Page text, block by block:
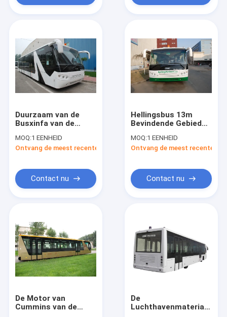
Duurzaam van de
Busxinfa van de
de
Luchthavenmateriaal
MOQ:1 EENHEID
Ontvang de meest recente Prijs
Contact nu
Hellingsbus 13m
Bevindende Gebied
Capaciteits het
Grote Passagier
MOQ:1 EENHEID
Ontvang de meest recente
Contact nu
De Motor van
Cummins van de
De
Luchthavenmateriaal